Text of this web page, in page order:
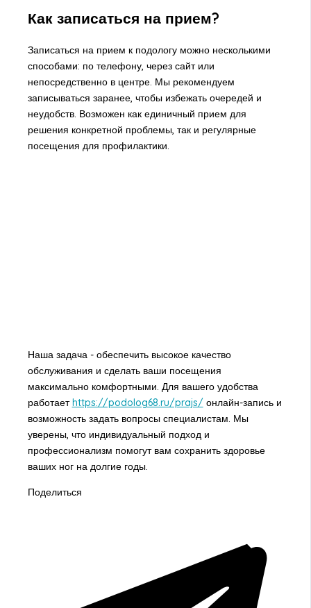
Как записаться на прием?
Записаться на прием к подологу можно несколькими
способами: по телефону, через сайт или
непосредственно в центре. Мы рекомендуем
записываться заранее, чтобы избежать очередей и
неудобств. Возможен как единичный прием для
решения конкретной проблемы, так и регулярные
посещения для профилактики.
Наша задача - обеспечить высокое качество
обслуживания и сделать ваши посещения
максимально комфортными. Для вашего удобства
работаетhttps://podolog68.ru/prajs/онлайн-запись и
возможность задать вопросы специалистам. Мы
уверены, что индивидуальный подход и
профессионализм помогут вам сохранить здоровье
ваших ног на долгие годы.
Поделиться